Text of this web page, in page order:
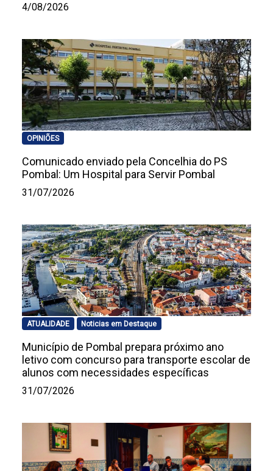
4/08/2026
OPINIÕES
Comunicado enviado pela Concelhia do PS
Pombal: Um Hospital para Servir Pombal
31/07/2026
ATUALIDADE Noticias em Destaque
Município de Pombal prepara próximo ano
letivo com concurso para transporte escolar de
alunos com necessidades específicas
31/07/2026